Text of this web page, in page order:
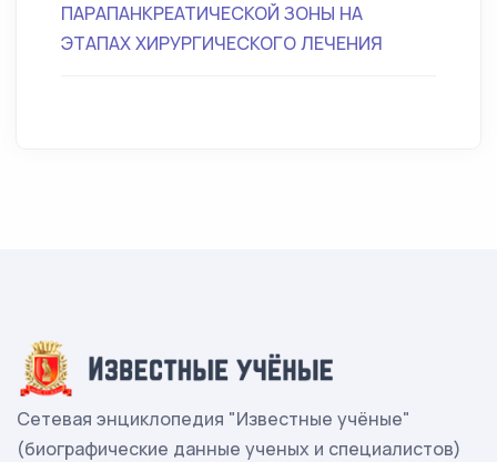
ПАРАПАНКРЕАТИЧЕСКОЙ ЗОНЫ НА
ЭТАПАХ ХИРУРГИЧЕСКОГО ЛЕЧЕНИЯ
Сетевая энциклопедия "Известные учёные"
(биографические данные ученых и специалистов)